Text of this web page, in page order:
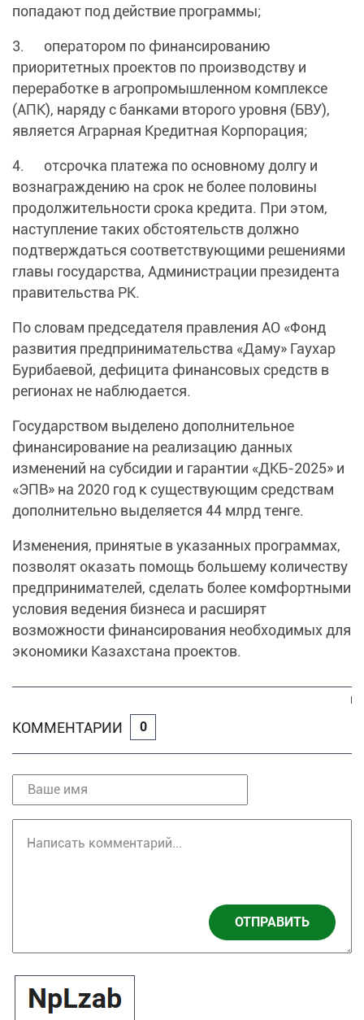
попадают под действие программы;
3. оператором по финансированию
приоритетных проектов по производству и
переработке в агропромышленном комплексе
(АПК), наряду с банками второго уровня (БВУ),
является Аграрная Кредитная Корпорация;
4. отсрочка платежа по основному долгу и
вознаграждению на срок не более половины
продолжительности срока кредита. При этом,
наступление таких обстоятельств должно
подтверждаться соответствующими решениями
главы государства, Администрации президента
правительства РК.
По словам председателя правления АО «Фонд
развития предпринимательства «Даму» Гаухар
Бурибаевой, дефицита финансовых средств в
регионах не наблюдается.
Государством выделено дополнительное
финансирование на реализацию данных
изменений на субсидии и гарантии «ДКБ-2025» и
«ЭПВ» на 2020 год к существующим средствам
дополнительно выделяется 44 млрд тенге.
Изменения, принятые в указанных программах,
позволят оказать помощь большему количеству
предпринимателей, сделать более комфортными
условия ведения бизнеса и расширят
возможности финансирования необходимых для
экономики Казахстана проектов.
КОММЕНТАРИИ 0
ОТПРАВИТЬ